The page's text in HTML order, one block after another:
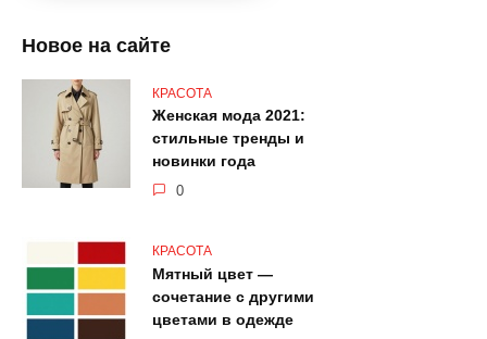
Новое на сайте
КРАСОТА
Женская мода 2021:
стильные тренды и
новинки года
0
КРАСОТА
Мятный цвет —
сочетание с другими
цветами в одежде